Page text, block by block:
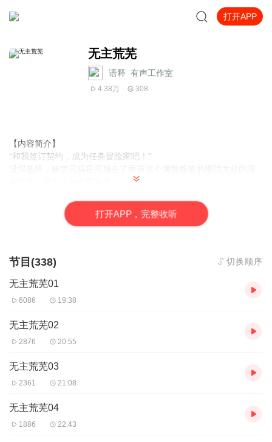
打开APP
无主荒芜
语释_有声工作室
4.38万 308
【内容简介】
“和我签订契约，成为任务冒险家吧！”
险似乎已经注定了成为了杨荣身体的一部分。
一次相遇，杨荣拥有了自己一起冒险的伙伴。
【作者/主播】
主播：语释_有声工作室
1、本作品为付费有声书，前59集为免费试听，购买成功后，即可收
台传播，违者将追究其法律责任。
3、如在充值／购买环节遇到问题，您可通过页面右上方按钮，将页
面分享至微信内使用微信支付完成购买。
服：
第一步：您可在喜马拉雅APP【账号-联系客服】中咨询在线客服；
打开APP，完整收听
节目(338) 切换顺序
无主荒芜01
6086 19:38
无主荒芜02
2876 20:55
无主荒芜03
2361 21:08
无主荒芜04
1886 22:43